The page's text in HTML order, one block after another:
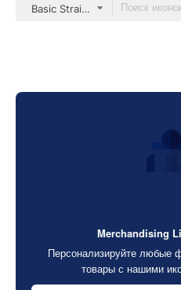
Basic Straight Flat
Merchandising
Персонализируйте любые
товары с нашими